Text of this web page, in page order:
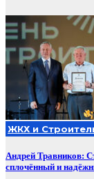
ЖКХ и
Андрей Травников:
сплочённый и